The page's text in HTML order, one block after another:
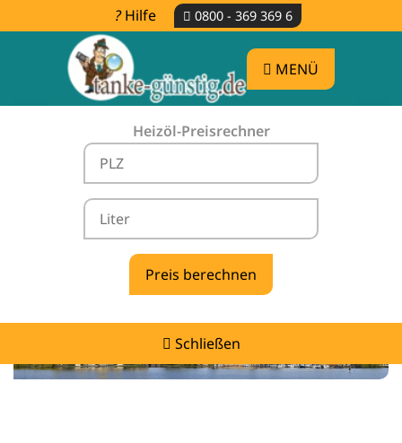
Hilfe 0800 - 369 369 6
MENÜ
Heizöl-Preisrechner
Schließen
Heizölpreise Hohenbollentin -
vergleichen & günstig tanken